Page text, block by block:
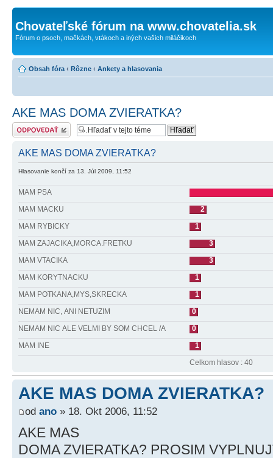
Chovateľské fórum na www.chovatelia.sk
Fórum o psoch, mačkách, vtákoch a iných vašich miláčikoch
Obsah fóra ‹ Rôzne ‹ Ankety a hlasovania
AKE MAS DOMA ZVIERATKA?
Odoslať odpoveď
AKE MAS DOMA ZVIERATKA?
Hlasovanie končí za 13. Júl 2009, 11:52
MAM PSA
MAM MACKU
2
MAM RYBICKY
1
MAM ZAJACIKA,MORCA.FRETKU
3
MAM VTACIKA
3
MAM KORYTNACKU
1
MAM POTKANA,MYS,SKRECKA
1
NEMAM NIC, ANI NETUZIM
0
NEMAM NIC ALE VELMI BY SOM CHCEL /A
0
MAM INE
1
Celkom hlasov : 40
AKE MAS DOMA ZVIERATKA?
od ano » 18. Okt 2006, 11:52
AKE MAS
DOMA ZVIERATKA? PROSIM